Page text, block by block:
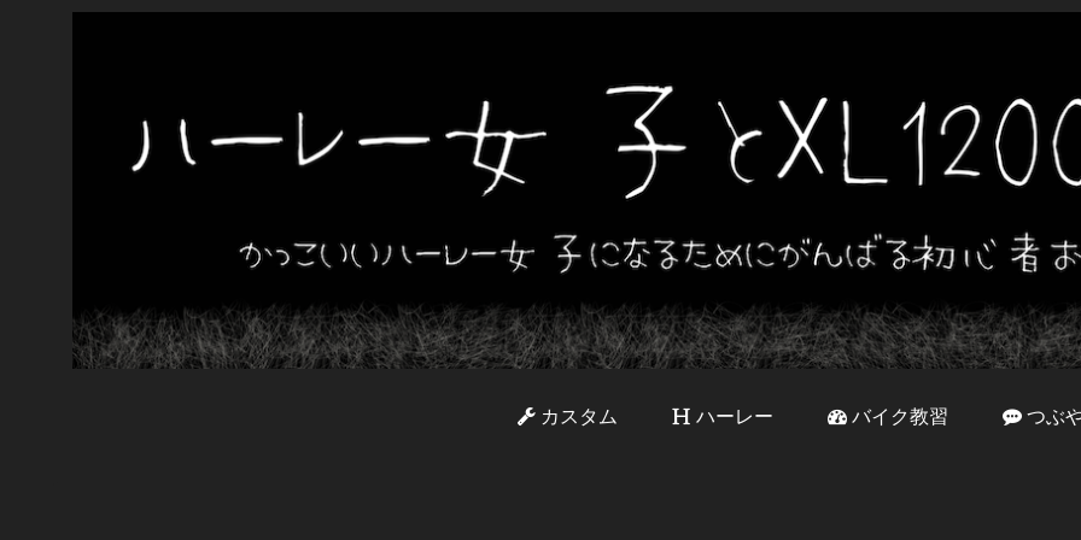
カスタム ハーレー バイク教習 つぶ